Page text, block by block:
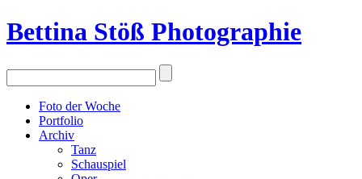
Bettina Stöß Photographie
Foto der Woche
Portfolio
Archiv
Tanz
Schauspiel